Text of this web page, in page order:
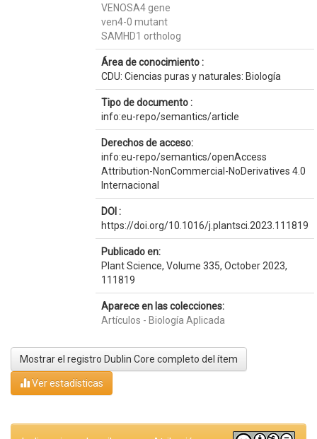
VENOSA4 gene
ven4-0 mutant
SAMHD1 ortholog
Área de conocimiento :
CDU: Ciencias puras y naturales: Biología
Tipo de documento :
info:eu-repo/semantics/article
Derechos de acceso:
info:eu-repo/semantics/openAccess
Attribution-NonCommercial-NoDerivatives 4.0
Internacional
DOI :
https://doi.org/10.1016/j.plantsci.2023.111819
Publicado en:
Plant Science, Volume 335, October 2023,
111819
Aparece en las colecciones:
Artículos - Biología Aplicada
Mostrar el registro Dublin Core completo del ítem
Ver estadísticas